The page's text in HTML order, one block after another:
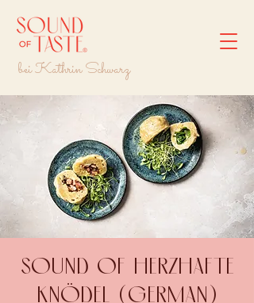
bei Kathrin Schwarz
Sound of herzhafte
Knödel (GERMAN)